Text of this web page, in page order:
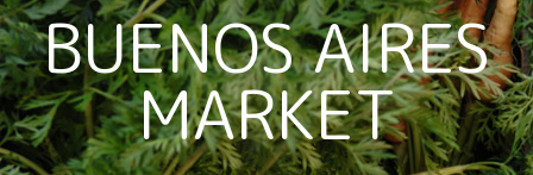
BUENOS AIRES
MARKET